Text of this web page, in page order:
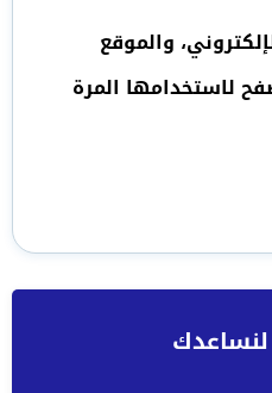
والموقع
لاستخدامها المرة